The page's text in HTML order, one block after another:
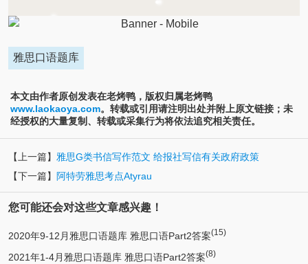
雅思口语题库
本文由作者原创发表在老烤鸭，版权归属老烤鸭
www.laokaoya.com。转载或引用请注明出处并附上原文链接；未
经授权的大量复制、转载或采集行为将依法追究相关责任。
【上一篇】 雅思G类书信写作范文 给报社写信有关政府政策
【下一篇】
阿特劳雅思考点Atyrau
您可能还会对这些文章感兴趣！
2020年9-12月雅思口语题库 雅思口语Part2答案(15)
2021年1-4月雅思口语题库 雅思口语Part2答案(8)